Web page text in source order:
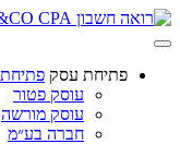
פתיחת עסק
עוסק פטור
עוסק מורשה
חברה בע״מ